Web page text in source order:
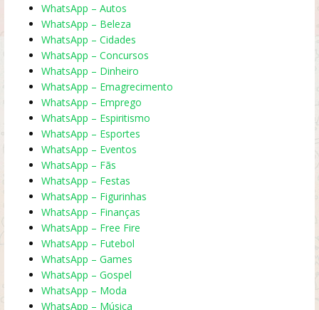
WhatsApp – Autos
WhatsApp – Beleza
WhatsApp – Cidades
WhatsApp – Concursos
WhatsApp – Dinheiro
WhatsApp – Emagrecimento
WhatsApp – Emprego
WhatsApp – Espiritismo
WhatsApp – Esportes
WhatsApp – Eventos
WhatsApp – Fãs
WhatsApp – Festas
WhatsApp – Figurinhas
WhatsApp – Finanças
WhatsApp – Free Fire
WhatsApp – Futebol
WhatsApp – Games
WhatsApp – Gospel
WhatsApp – Moda
WhatsApp – Música